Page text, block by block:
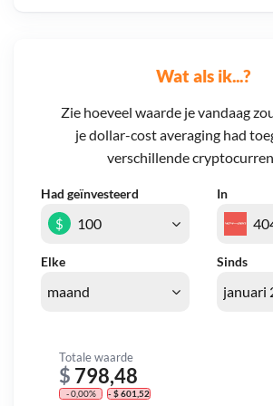
Wat als ik...?
Zie hoeveel waarde je vandaag
je dollar-cost averaging had
verschillende
Had geïnvesteerd In
Elke Sinds
$
Totale waarde
$ 798,48
- 0,00% - $ 601,52